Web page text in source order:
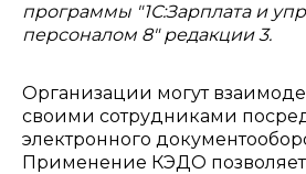
программы "1С:Зарплата и
персоналом 8" редакции 3.
Организации могут
своими сотрудниками
электронного
Применение КЭДО позволяет